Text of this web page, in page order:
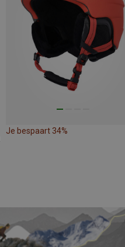
Je bespaart 34%